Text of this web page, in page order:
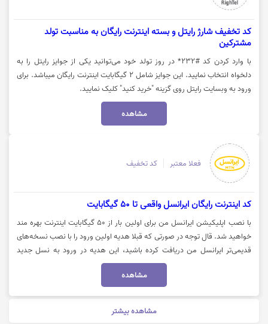
کد تخفیف شارژ رایتل و بسته اینترنت رایگان به مناسبت تولد
مشترکین
با وارد کردن کد #232* در روز تولد خود می‎‌توانید یکی از جوایز رایتل را به
دلخواه انتخاب نمایید. این جوایز شامل 2 گیگابایت اینترنت رایگان میباشد. برای
ورود به وبسایت رایتل روی گزینه "خرید کنید" کلیک نمایید.
مشاهده
فعلا معتبر کد تخفیف
کد اینترنت رایگان ایرانسل واقعی تا 50 گیگابایت
با نصب اپلیکیشن ایرانسل من برای اولین بار از 50 گیگابایت اینترنت بهره مند
خواهید شد. قال توجه در صورتی که قبلا هدیه اولین ورود را با نصب نسخه‌های
قدیمی‌تر ایرانسل من دریافت کرده باشید، این هدیه در ورود به نسل جدید
ایرانسل من دوباره به شما تعلق نمی‌گیرد. جهت کسب اطلاعات بیشتر می
بایست بر روی "خرید کنید" کلیک نمایید.مشاهده
مشاهده بیشتر